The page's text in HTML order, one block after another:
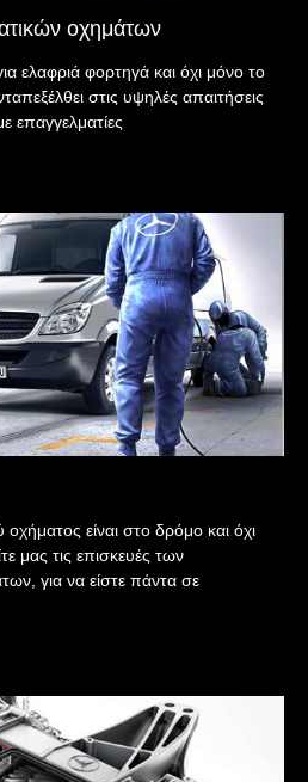
οχημάτων
ελαφριά φορτηγά και όχι μόνο το
στις υψηλές απαιτήσεις
επαγγελματίες
είναι στο δρόμο και όχι
μας τις επισκευές των
για να είστε πάντα σε